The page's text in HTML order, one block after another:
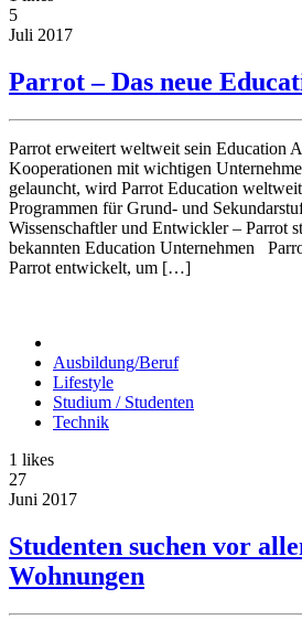
5
Juli 2017
Parrot – Das neue
Parrot erweitert weltweit sein Education
Kooperationen mit wichtigen
gelauncht, wird Parrot Education
Programmen für Grund- und
Wissenschaftler und Entwickler – Parrot
bekannten Education Unternehmen
Parrot entwickelt, um […]
Ausbildung/Beruf
Lifestyle
Studium / Studenten
Technik
1 likes
27
Juni 2017
Studenten suchen vor
Wohnungen